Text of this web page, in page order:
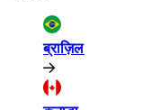
ब्राज़िल​​